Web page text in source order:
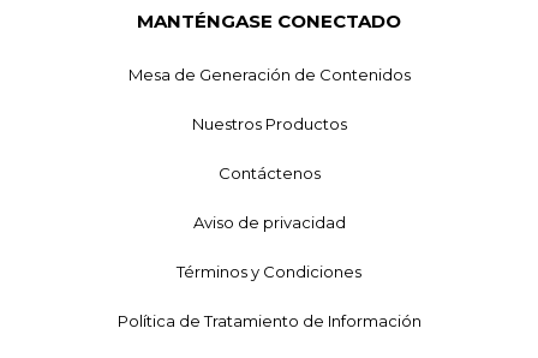
MANTÉNGASE CONECTADO
Mesa de Generación de Contenidos
Nuestros Productos
Contáctenos
Aviso de privacidad
Términos y Condiciones
Política de Tratamiento de Información